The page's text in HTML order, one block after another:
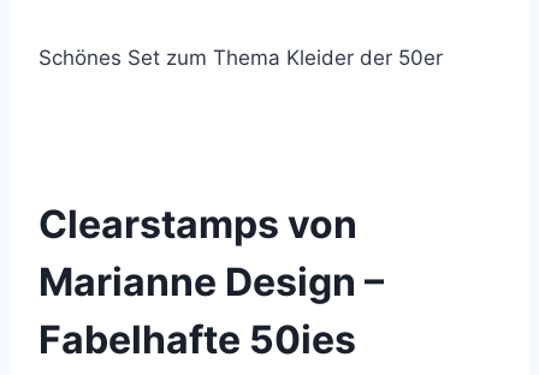
Schönes Set zum Thema Kleider der 50er
Clearstamps von
Marianne Design –
Fabelhafte 50ies